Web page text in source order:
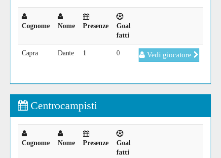
Cognome Nome Presenze
Goal
fatti
Capra Dante 1 0 Vedi giocatore
Centrocampisti
Cognome Nome Presenze
Goal
fatti